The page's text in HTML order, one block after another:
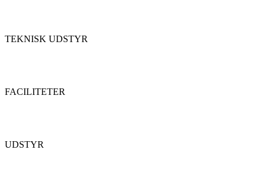
TEKNISK UDSTYR
FACILITETER
UDSTYR